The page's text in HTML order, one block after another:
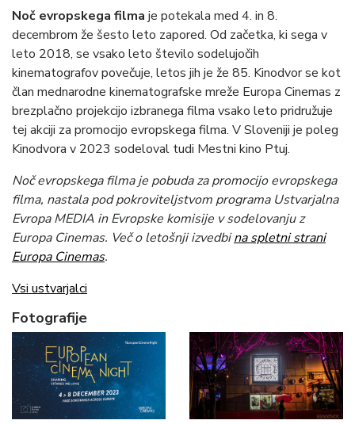
Noč evropskega filma je potekala med 4. in 8.
decembrom že šesto leto zapored. Od začetka, ki sega v
leto 2018, se vsako leto število sodelujočih
kinematografov povečuje, letos jih je že 85. Kinodvor se kot
član mednarodne kinematografske mreže Europa Cinemas z
brezplačno projekcijo izbranega filma vsako leto pridružuje
tej akciji za promocijo evropskega filma. V Sloveniji je poleg
Kinodvora v 2023 sodeloval tudi Mestni kino Ptuj.
Noč evropskega filma je pobuda za promocijo evropskega
filma, nastala pod pokroviteljstvom programa Ustvarjalna
Evropa MEDIA in Evropske komisije v sodelovanju z
Europa Cinemas. Več o letošnji izvedbina spletni strani
Europa Cinemas.
Vsi ustvarjalci
Fotografije